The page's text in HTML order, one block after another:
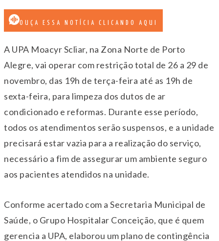
OUÇA ESSA NOTÍCIA CLICANDO AQUI
A UPA Moacyr Scliar, na Zona Norte de Porto
Alegre, vai operar com restrição total de 26 a 29 de
novembro, das 19h de terça-feira até as 19h de
sexta-feira, para limpeza dos dutos de ar
condicionado e reformas. Durante esse período,
todos os atendimentos serão suspensos, e a unidade
precisará estar vazia para a realização do serviço,
necessário a fim de assegurar um ambiente seguro
aos pacientes atendidos na unidade.
Conforme acertado com a Secretaria Municipal de
Saúde, o Grupo Hospitalar Conceição, que é quem
gerencia a UPA, elaborou um plano de contingência